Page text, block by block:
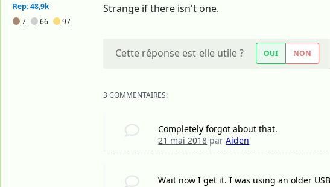
Rep: 48,9k
7
66 97
Strange if there isn't one.
Cette réponse est-elle utile ? OUI NON
3 COMMENTAIRES:
Completely forgot about that.
21 mai 2018 parAiden
Wait now I get it. I was using an older